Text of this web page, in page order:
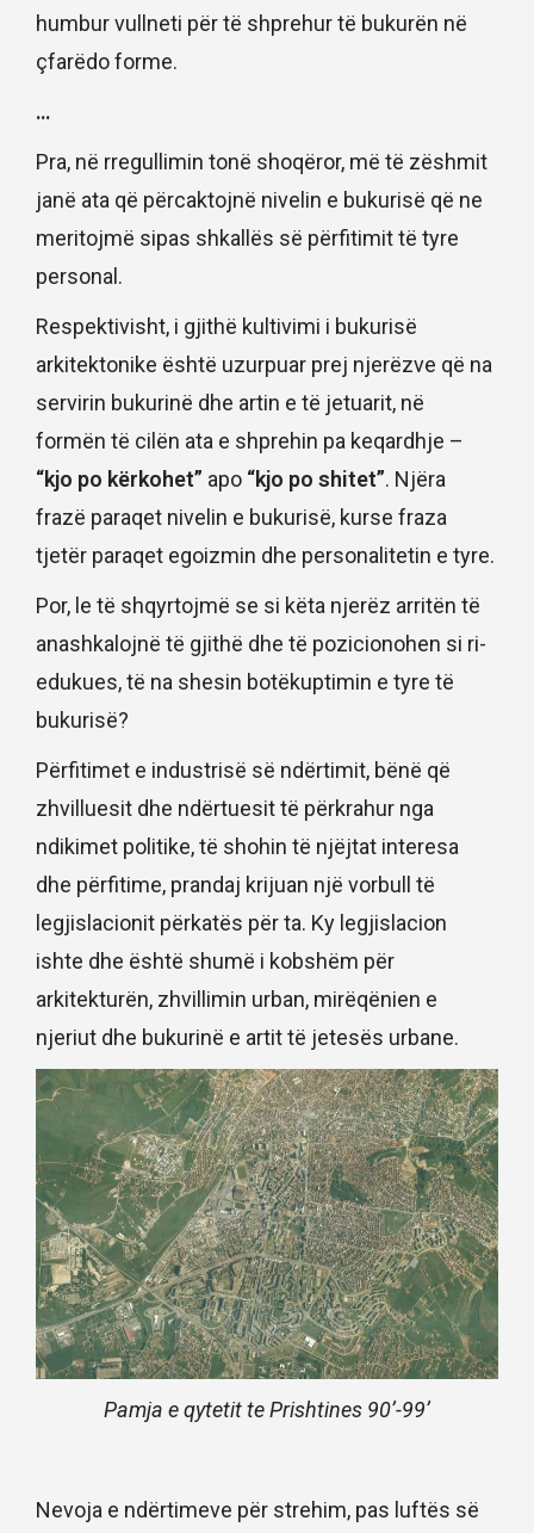
humbur vullneti për të shprehur të bukurën në
çfarëdo forme.
…
Pra, në rregullimin tonë shoqëror, më të zëshmit
janë ata që përcaktojnë nivelin e bukurisë që ne
meritojmë sipas shkallës së përfitimit të tyre
personal.
Respektivisht, i gjithë kultivimi i bukurisë
arkitektonike është uzurpuar prej njerëzve që na
servirin bukurinë dhe artin e të jetuarit, në
formën të cilën ata e shprehin pa keqardhje –
“kjo po kërkohet” apo “kjo po shitet”. Njëra
frazë paraqet nivelin e bukurisë, kurse fraza
tjetër paraqet egoizmin dhe personalitetin e tyre.
Por, le të shqyrtojmë se si këta njerëz arritën të
anashkalojnë të gjithë dhe të pozicionohen si ri-
edukues, të na shesin botëkuptimin e tyre të
bukurisë?
Përfitimet e industrisë së ndërtimit, bënë që
zhvilluesit dhe ndërtuesit të përkrahur nga
ndikimet politike, të shohin të njëjtat interesa
dhe përfitime, prandaj krijuan një vorbull të
legjislacionit përkatës për ta. Ky legjislacion
ishte dhe është shumë i kobshëm për
arkitekturën, zhvillimin urban, mirëqënien e
njeriut dhe bukurinë e artit të jetesës urbane.
Pamja e qytetit te Prishtines 90’-99’
Nevoja e ndërtimeve për strehim, pas luftës së